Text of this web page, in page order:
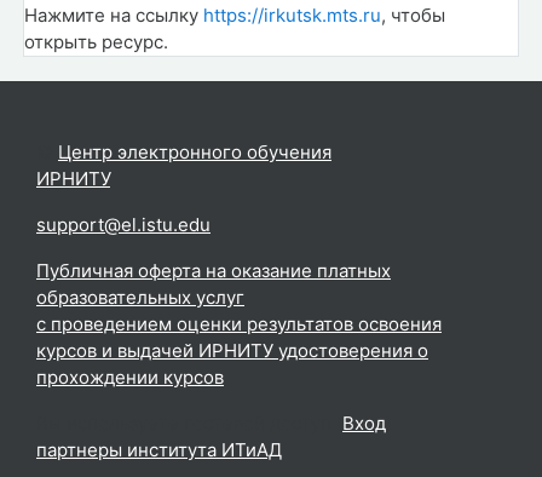
Нажмите на ссылку https://irkutsk.mts.ru, чтобы
открыть ресурс.
Центр электронного обучения
ИРНИТУ.
support@el.istu.edu
Публичная оферта на оказание платных
образовательных услуг
с проведением оценки результатов освоения
курсов и выдачей ИРНИТУ удостоверения о
прохождении курсов
Вход
партнеры института ИТиАД